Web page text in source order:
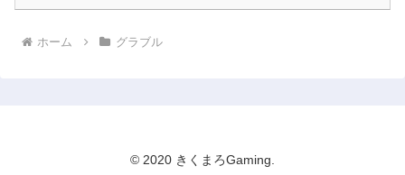
ホーム グラブル
© 2020 きくまろGaming.